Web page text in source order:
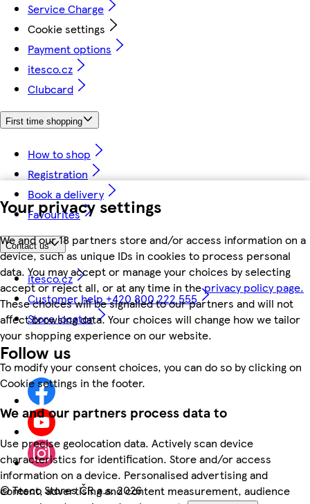
Your privacy settings
We and our 18 partners store and/or access information on a
device, such as unique IDs in cookies to process personal
data. You may accept or manage your choices by selecting
accept or reject all, or at any time in theprivacy policy page.
These choices will be signalled to our partners and will not
affect browsing data. Your choices will change how we tailor
your shopping experience on our website.
To modify your consent choices, you can do so by clicking on
Cookie settings in the footer.
We and our partners process data to
Use precise geolocation data. Actively scan device
characteristics for identification. Store and/or access
information on a device. Personalised advertising and
content, advertising and content measurement, audience
Service Charge
Cookie settings
Payment options
itesco.cz
Clubcard
First time shopping
How to shop
Registration
Book a delivery
Favourites
Contact us
itesco.cz
Customer help +420 800 222 555
Store locator
Follow us
©Tesco Stores ČR a.s. 2026